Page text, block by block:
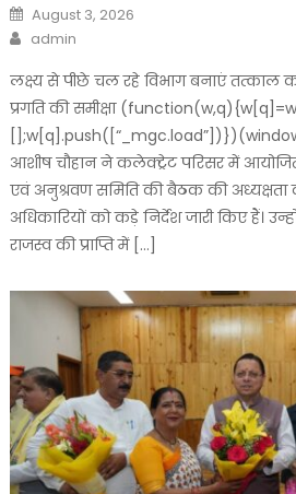
Posted
on
August 3, 2026
Author
admin
लक्ष्य से पीछे चल रहे विभाग बनाएं तत्काल
प्रगति की समीक्षा
आशीष चौहान ने कलेक्ट्रेट परिसर में
एवं अनुश्रवण समिति की बैठक की अध्यक्षता
अधिकारियों को कड़े निर्देश जारी किए हैं।
राजस्व की प्राप्ति में […]